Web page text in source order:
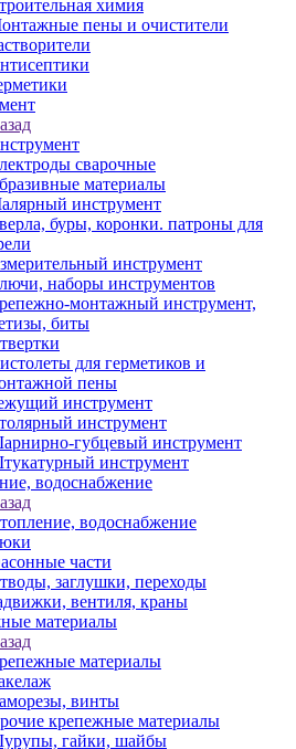
химия
пены и очистители
сварочные
материалы
инструмент
буры, коронки. патроны для
инструмент
наборы инструментов
монтажный инструмент,
биты
для герметиков и
пены
инструмент
инструмент
губцевый инструмент
инструмент
водоснабжение
водоснабжение
части
заглушки, переходы
вентиля, краны
материалы
материалы
винты
крепежные материалы
гайки, шайбы